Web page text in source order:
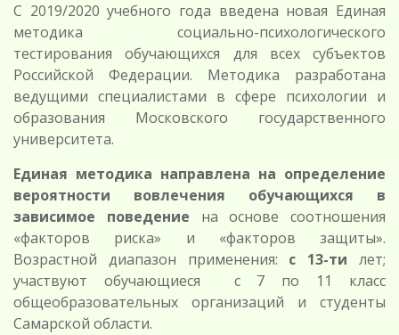
С 2019/2020 учебного года введена новая Единая
методика социально-психологического
тестирования обучающихся для всех субъектов
Российской Федерации. Методика разработана
ведущими специалистами в сфере психологии и
образования Московского государственного
университета.
Единая методика направлена на определение
вероятности вовлечения обучающихся в
зависимое поведение на основе соотношения
«факторов риска» и «факторов защиты».
Возрастной диапазон применения: с 13-ти лет;
участвуют обучающиеся с 7 по 11 класс
общеобразовательных организаций и студенты
Самарской области.